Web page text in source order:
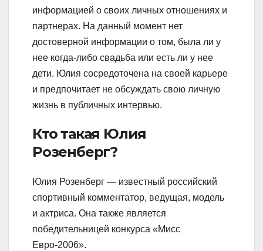
информацией о своих личных отношениях и
партнерах. На данный момент нет
достоверной информации о том, была ли у
нее когда-либо свадьба или есть ли у нее
дети. Юлия сосредоточена на своей карьере
и предпочитает не обсуждать свою личную
жизнь в публичных интервью.
Кто такая Юлия
Розенберг?
Юлия Розенберг — известный российский
спортивный комментатор, ведущая, модель
и актриса. Она также является
победительницей конкурса «Мисс
Евро-2006».